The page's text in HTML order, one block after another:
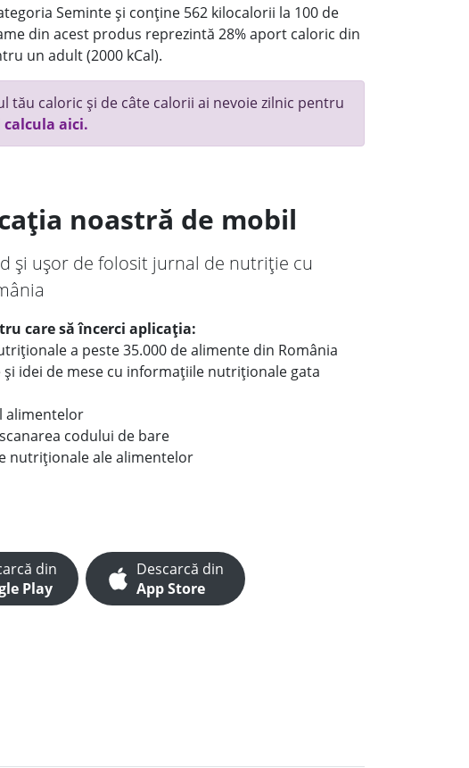
Seminte și conține 562 kilocalorii la 100 de
din acest produs reprezintă 28% aport caloric din
un adult (2000 kCal).
tău caloric și de câte calorii ai nevoie zilnic pentru
aici.
noastră de mobil
și ușor de folosit jurnal de nutriție cu
care să încerci aplicația:
a peste 35.000 de alimente din România
și idei de mese cu informațiile nutriționale gata
alimentelor
codului de bare
nutriționale ale alimentelor
din
Play
Descarcă din
App Store